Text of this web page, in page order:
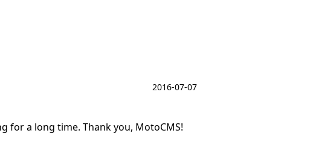
2016-07-07
for a long time. Thank you, MotoCMS!